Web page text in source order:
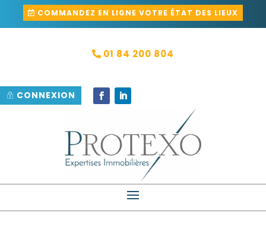
COMMANDEZ EN LIGNE VOTRE ÉTAT DES LIEUX
01 84 200 804
CONNEXION